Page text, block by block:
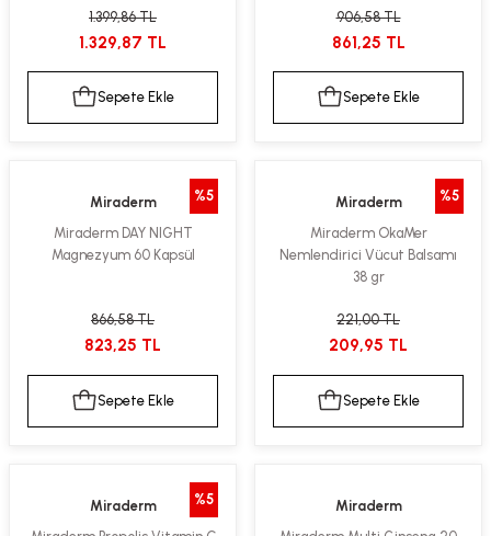
Şekerler
1.399,86 TL
1.329,87 TL
Sepete Ekle
906,58 TL
861,25 TL
Sepete Ekle
%5
Miraderm
Miraderm DAY NIGHT
Magnezyum 60 Kapsül
866,58 TL
823,25 TL
Sepete Ekle
%5
Miraderm
Miraderm OkaMer
Nemlendirici Vücut Balsamı
38 gr
221,00 TL
209,95 TL
Sepete Ekle
%5
Miraderm
Miraderm